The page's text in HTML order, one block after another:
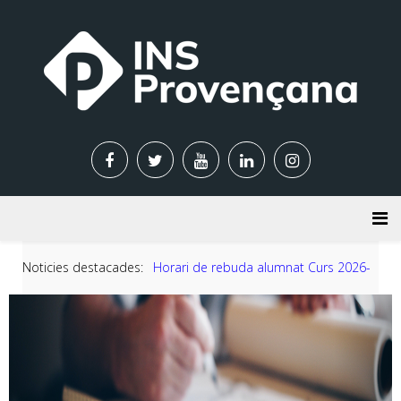
Noticies destacades: Horari de rebuda alumnat Curs 2026-
2027
Família d'Edificació i Obra Civil
Previous Next